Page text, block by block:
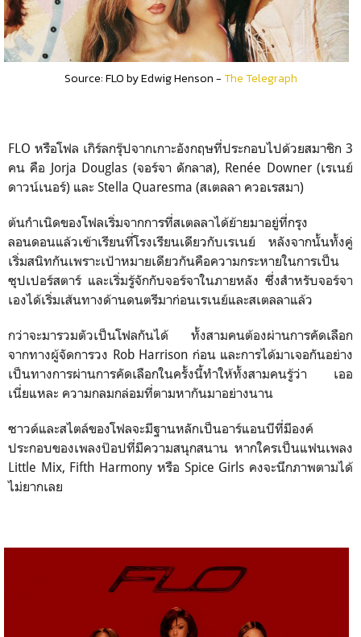
Source: FLO by Edwig Henson -The Telegraph
FLO หรือโฟล เกิร์ลกรุ๊ปจากเกาะอังกฤษที่ประกอบไปด้วยสมาชิก 3
คน คือ Jorja Douglas (จอร์จา ดักลาส), Renée Downer (เรเนย์
ดาวน์เนอร์) และ Stella Quaresma (สเตลลา ควอเรสมา)
ต้นกำเนิดของโฟลเริ่มจากการที่สเตลลาได้ย้ายมาอยู่ที่กรุง
ลอนดอนแล้วเข้าเรียนที่โรงเรียนเดียวกับเรเนย์ หลังจากนั้นทั้งคู่
เริ่มสนิทกันเพราะเป้าหมายเดียวกันคือความกระหายในการเป็น
ซุปเปอร์สตาร์ และเริ่มรู้จักกับจอร์จาในภายหลัง ซึ่งสำหรับจอร์จา
เองได้เริ่มเส้นทางด้านดนตรีมาก่อนเรเนย์และสเตลลาแล้ว
กว่าจะมารวมตัวเป็นโฟลกันได้ ทั้งสามคนต้องผ่านการคัดเลือก
จากทางผู้จัดการวง Rob Harrison ก่อน และการได้มาเจอกันอย่าง
เป็นทางการผ่านการคัดเลือกในครั้งนี้ทำให้ทั้งสามคนรู้ว่า เออ
เนี่ยแหละ ความกลมกล่อมที่ตามหากันมาอย่างนาน
ซาวด์และสไตล์ของโฟลจะมีฐานหลักเป็นอาร์แอนบีที่มีองค์
ประกอบของเพลงป๊อปที่มีความสนุกสนาน หากใครเป็นแฟนเพลง
Little Mix, Fifth Harmony หรือ Spice Girls คงจะนึกภาพตามได้
ไม่ยากเลย